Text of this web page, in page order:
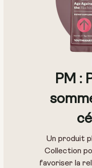
30g 100g
PM :
Un produit
Collection
favoriser la